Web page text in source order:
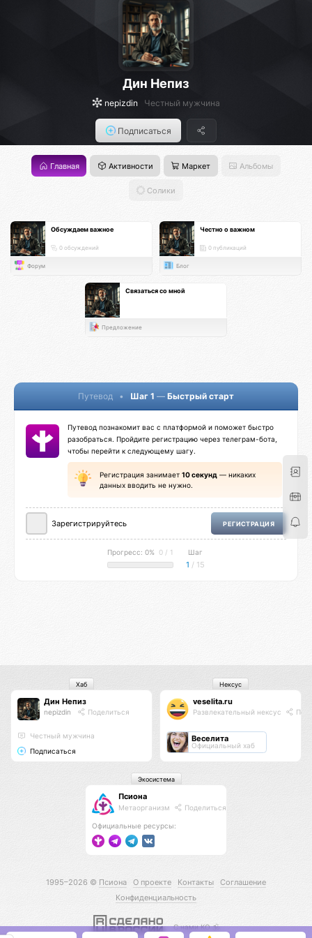
Дин Непиз
nepizdin Честный мужчина
Подписаться
Главная Активности Маркет Альбомы
Солики
Обсуждаем важное
0 обсуждений
Форум
Честно о важном
0 публикаций
Блог
Связаться со мной
Предложение
Путевод • Шаг 1 — Быстрый старт
Путевод познакомит вас с платформой и поможет быстро
разобраться. Пройдите регистрацию через телеграм-бота,
чтобы перейти к следующему шагу.
Регистрация занимает 10 секунд — никаких
данных вводить не нужно.
Зарегистрируйтесь РЕГИСТРАЦИЯ
Прогресс: 0% 0 / 1 Шаг
1 / 15
Дин Непиз
nepizdin Поделиться
Честный мужчина
Подписаться
Хаб
veselita.ru
Развлекательный нексус
Веселита
Официальный хаб
Нексус
Псиона
Метаорганизм Поделиться
Официальные ресурсы:
Экосистема
1995–2026 © Псиона О проекте Контакты
Соглашение
Конфиденциальность
С нами КО 🕉️